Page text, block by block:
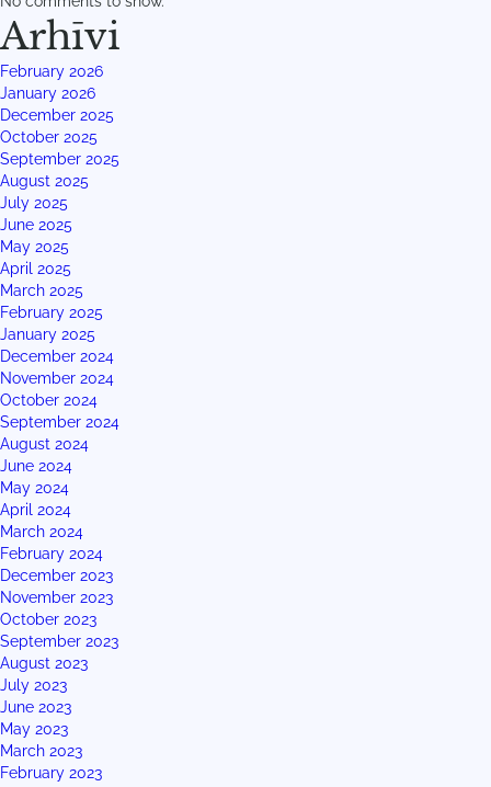
Arhīvi
February 2026
January 2026
December 2025
October 2025
September 2025
August 2025
July 2025
June 2025
May 2025
April 2025
March 2025
February 2025
January 2025
December 2024
November 2024
October 2024
September 2024
August 2024
June 2024
May 2024
April 2024
March 2024
February 2024
December 2023
November 2023
October 2023
September 2023
August 2023
July 2023
June 2023
May 2023
March 2023
February 2023